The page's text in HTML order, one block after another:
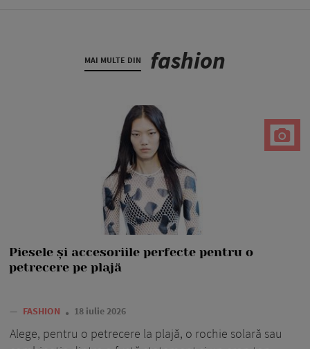
MAI MULTE DIN fashion
Piesele și accesoriile perfecte pentru o
petrecere pe plajă
— FASHION 18 iulie 2026
Alege, pentru o petrecere la plajă, o rochie solară sau